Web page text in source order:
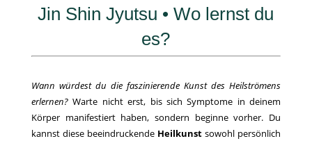
Jin Shin Jyutsu • Wo lernst du
es?
Wann würdest du die faszinierende Kunst des Heilströmens
erlernen?Warte nicht erst, bis sich Symptome in deinem
Körper manifestiert haben, sondern beginne vorher. Du
kannst diese beeindruckende Heilkunst sowohl persönlich